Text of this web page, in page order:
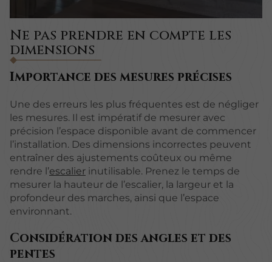
Ne pas prendre en compte les
dimensions
Importance des mesures précises
Une des erreurs les plus fréquentes est de négliger
les mesures. Il est impératif de mesurer avec
précision l’espace disponible avant de commencer
l’installation. Des dimensions incorrectes peuvent
entraîner des ajustements coûteux ou même
rendre l’escalier inutilisable. Prenez le temps de
mesurer la hauteur de l’escalier, la largeur et la
profondeur des marches, ainsi que l’espace
environnant.
Considération des angles et des
pentes